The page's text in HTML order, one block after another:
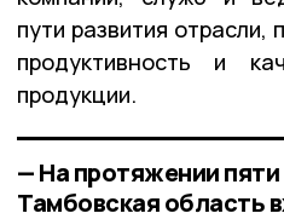
пути развития
продуктивность и
продукции.
— На протяжении
Тамбовская область